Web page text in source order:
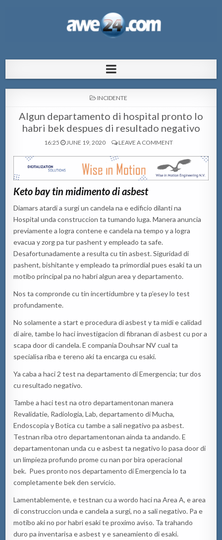
pa Aruba
POSTED
INCIDENTE
Algun departamento di hospital pronto lo
habri bek despues di resultado negativo
16:25 JUNE 19, 2020 LEAVE A COMMENT
Keto bay tin midimento di asbest
Diamars atardi a surgi un candela na e edificio dilanti na
Hospital unda construccion ta tumando luga. Manera anuncia
previamente a logra contene e candela na tempo y a logra
evacua y zorg pa tur pashent y empleado ta safe.
Desafortunadamente a resulta cu tin asbest. Siguridad di
pashent, bishitante y empleado ta primordial pues esaki ta un
motibo principal pa no habri algun area y departamento.
Nos ta compronde cu tin incertidumbre y ta p’esey lo test
profundamente.
No solamente a start e procedura di asbest y ta midi e calidad
di aire, tambe lo haci investigacion di fibranan di asbest cu por a
scapa door di candela. E compania Douhsar NV cual ta
specialisa riba e tereno aki ta encarga cu esaki.
Ya caba a haci 2 test na departamento di Emergencia; tur dos
cu resultado negativo.
Tambe a haci test na otro departamentonan manera
Revalidatie, Radiologia, Lab, departamento di Mucha,
Endoscopia y Botica cu tambe a sali negativo pa asbest.
Testnan riba otro departamentonan ainda ta andando. E
departamentonan unda cu e asbest ta negativo lo pasa door di
un limpieza profundo prome cu nan por bira operacional
bek. Pues pronto nos departamento di Emergencia lo ta
completamente bek den servicio.
Lamentablemente, e testnan cu a wordo haci na Area A, e area
di construccion unda e candela a surgi, no a sali negativo. Pa e
motibo aki no por habri esaki te proximo aviso. Ta trahando
duro pa inventarisa e asbest y e saneamiento di esaki.